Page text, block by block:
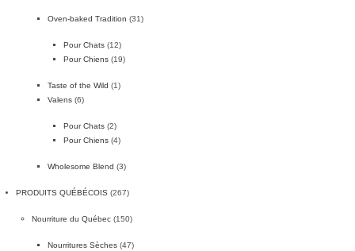
Oven-baked Tradition (31)
Pour Chats (12)
Pour Chiens (19)
Taste of the Wild (1)
Valens (6)
Pour Chats (2)
Pour Chiens (4)
Wholesome Blend (3)
PRODUITS QUÉBÉCOIS (267)
Nourriture du Québec (150)
Nourritures Sèches (47)